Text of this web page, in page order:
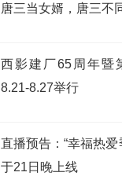
唐三当女婿，唐三不
西影建厂65周年暨
8.21-8.27举行
直播预告：“幸福热爱
于21日晚上线